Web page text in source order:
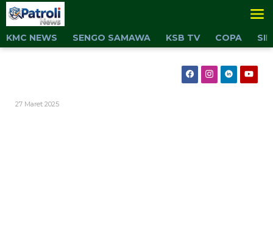
Lewati
ke
konten
KMC NEWS
SENGO SAMAWA KSB TV COPA
27 Maret 2025Oleh